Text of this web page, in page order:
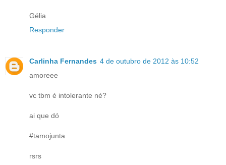
Gélia
Responder
Carlinha Fernandes 4 de outubro de 2012 às 10:52
amoreee
vc tbm é intolerante né?
ai que dó
#tamojunta
rsrs